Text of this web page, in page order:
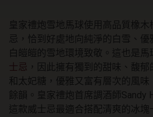
皇家禮炮雪地馬球使用高品質橡木
忌，恰到好處地向純淨的白雪、
白皚皚的雪地環境致敬。這也是馬
士忌 ，因此擁有獨到的甜味、馥
和太妃糖，優雅又富有層次的風
餘韻。皇家禮炮首席調酒師Sandy
這款威士忌最適合搭配清爽的冰